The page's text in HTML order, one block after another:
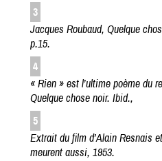
3
Jacques Roubaud, Quelque
p.15.
4
« Rien » est l’ultime poème du
Quelque chose noir. Ibid.,
5
Extrait du film d’Alain Resnais
meurent aussi, 1953.